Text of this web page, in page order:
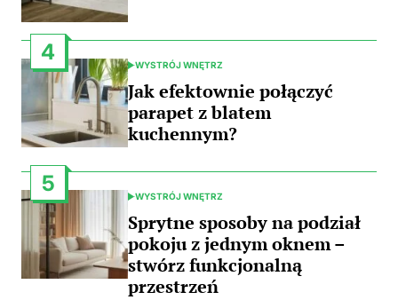
4
POSTED
IN
WYSTRÓJ WNĘTRZ
Jak efektownie połączyć
parapet z blatem
kuchennym?
5
POSTED
IN
WYSTRÓJ WNĘTRZ
Sprytne sposoby na podział
pokoju z jednym oknem –
stwórz funkcjonalną
przestrzeń